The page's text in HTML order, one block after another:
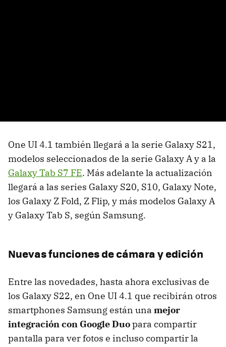
One UI 4.1 también llegará a la serie Galaxy S21,
modelos seleccionados de la serie Galaxy A y a la
Galaxy Tab S7 FE. Más adelante la actualización
llegará a las series Galaxy S20, S10, Galaxy Note,
los Galaxy Z Fold, Z Flip, y más modelos Galaxy A
y Galaxy Tab S, según Samsung.
Nuevas funciones de cámara y edición
Entre las novedades, hasta ahora exclusivas de
los Galaxy S22, en One UI 4.1 que recibirán otros
smartphones Samsung están una mejor
integración con Google Duopara compartir
pantalla para ver fotos e incluso compartir la